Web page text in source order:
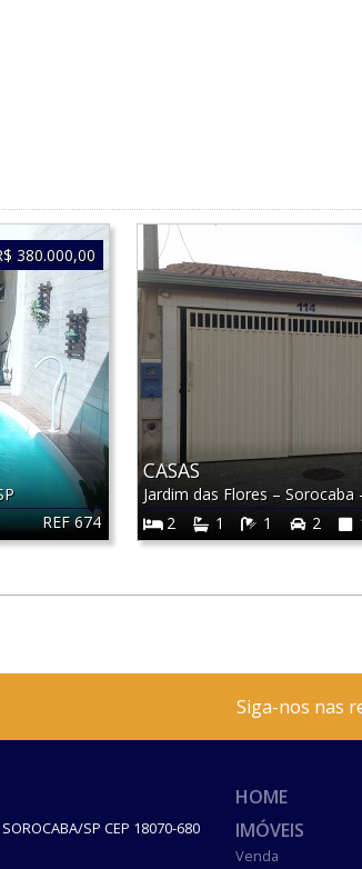
REF 674
380.000,00
CASAS
Jardim das Flores – Sorocaba
2
1 1 2
Siga-nos nas
SP CEP 18070-680
HOME
IMÓVEIS
Venda